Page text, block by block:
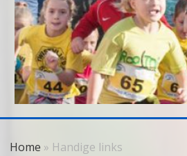
Home » Handige links